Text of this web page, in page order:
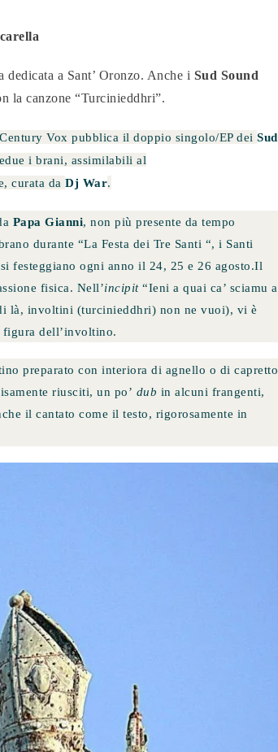
a Sant’ Oronzo. Anche i Sud Sound
la canzone “Turcinieddhri”.
Vox pubblica il doppio singolo/EP deiSud
i brani, assimilabili al
curata daDj War.
Papa Gianni, non più presente da tempo
durante “La Festa dei Tre Santi “, i Santi
festeggiano ogni anno il 24, 25 e 26 agosto.Il
fisica. Nell’incipit“Ieni a quai ca’ sciamu a
là, involtini (turcinieddhri) non ne vuoi), vi è
figura dell’involtino.
preparato con interiora di agnello o di capretto
riusciti, un po’ dub in alcuni frangenti,
il cantato come il testo, rigorosamente in